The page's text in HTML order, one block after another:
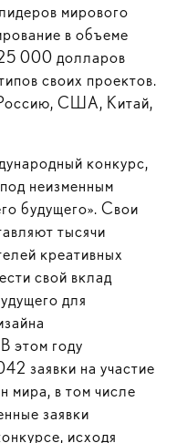
мирового
в объеме
000 долларов
своих проектов.
США, Китай,
конкурс,
неизменным
будущего». Свои
тысячи
креативных
свой вклад
для
этом году
заявки на участие
мира, в том числе
заявки
исходя